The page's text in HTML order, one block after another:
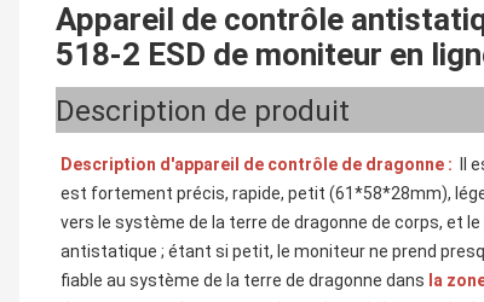
Appareil de contrôle
518-2 ESD de moniteur en
Description de produit
Description d'appareil de contrôle de dragonne :
est fortement précis, rapide, petit (61*58*28mm),
vers le système de la terre de dragonne de corps, et
antistatique ; étant si petit, le moniteur ne prend
fiable au système de la terre de dragonne dans la